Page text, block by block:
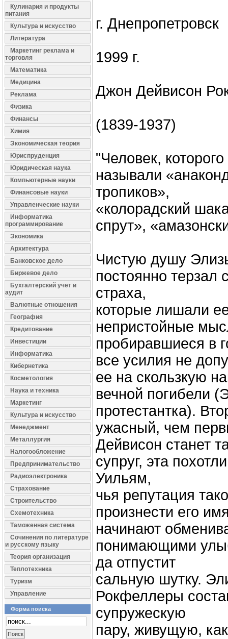
Кулинария и продукты
питания
Культура и искусство
Литература
Маркетинг реклама и
торговля
Математика
Медицина
Реклама
Физика
Финансы
Химия
Экономическая теория
Юриспруденция
Юридическая наука
Компьютерные науки
Финансовые науки
Управленческие науки
Информатика
программирование
Экономика
Архитектура
Банковское дело
Биржевое дело
Бухгалтерский учет и
аудит
Валютные отношения
География
Кредитование
Инвестиции
Информатика
Кибернетика
Косметология
Наука и техника
Маркетинг
Культура и искусство
Менеджмент
Металлургия
Налогообложение
Предпринимательство
Радиоэлектроника
Страхование
Строительство
Схемотехника
Таможенная система
Сочинения по литературе
и русскому языку
Теория организация
Теплотехника
Туризм
Управление
Форма поиска
г. Днепропетровск
1999 г.
Джон Дейвисон
(1839-1937)
"Человек,
называли
тропиков»,
«колорадский
спрут»,
Чистую душу
постоянно терзал
страха,
которые лишали
непристойные
пробиравшиеся в
все усилия не
ее на скользкую
вечной погибели
протестантка).
ужасный, чем
Дейвисон станет
супруг, эта
Уильям,
чья репутация
произнести его
начинают
понимающими
да отпустит
сальную шутку.
Рокфеллеры
супружескую
пару, живущую,